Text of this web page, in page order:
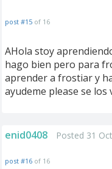
post #15 of 16
AHola stoy
hago bien pero para
aprender a frostiar y
ayudeme please se los
enid0408 Posted 31
post #16 of 16